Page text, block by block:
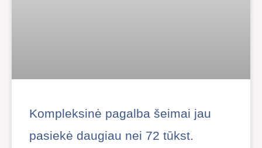
Kompleksinė pagalba šeimai jau
pasiekė daugiau nei 72 tūkst.